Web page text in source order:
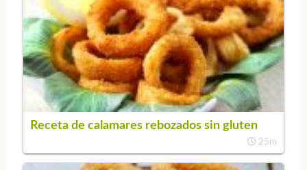
Receta de calamares rebozados sin gluten
25m